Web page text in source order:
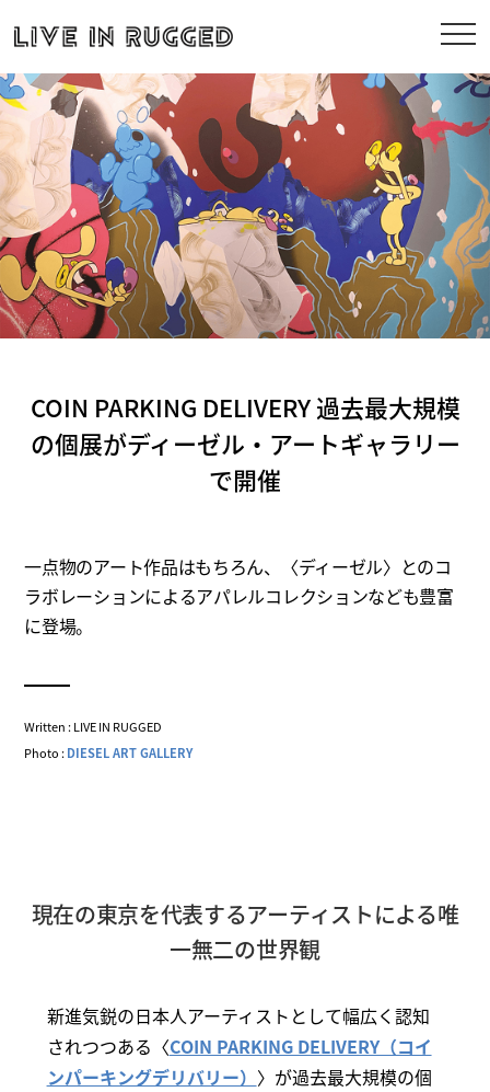
COIN PARKING DELIVERY 過去最大規模
の個展がディーゼル・アートギャラリー
で開催
一点物のアート作品はもちろん、〈ディーゼル〉とのコ
ラボレーションによるアパレルコレクションなども豊富
に登場。
Written : LIVE IN RUGGED
Photo :DIESEL ART GALLERY
現在の東京を代表するアーティストによる唯
一無二の世界観
新進気鋭の日本人アーティストとして幅広く認知
されつつある〈COIN PARKING DELIVERY（コイ
ンパーキングデリバリー） 〉が過去最大規模の個